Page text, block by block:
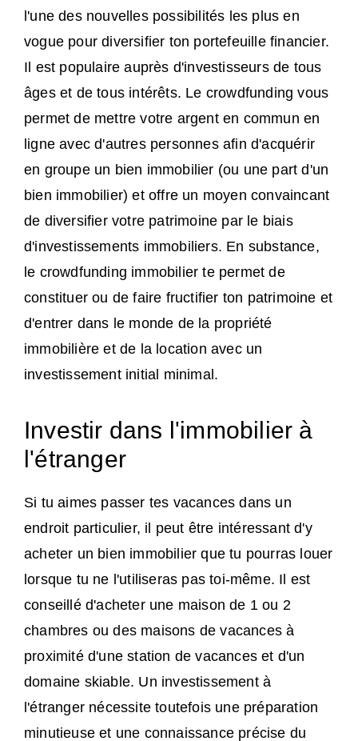
l'une des nouvelles possibilités les plus en
vogue pour diversifier ton portefeuille financier.
Il est populaire auprès d'investisseurs de tous
âges et de tous intérêts. Le crowdfunding vous
permet de mettre votre argent en commun en
ligne avec d'autres personnes afin d'acquérir
en groupe un bien immobilier (ou une part d'un
bien immobilier) et offre un moyen convaincant
de diversifier votre patrimoine par le biais
d'investissements immobiliers. En substance,
le crowdfunding immobilier te permet de
constituer ou de faire fructifier ton patrimoine et
d'entrer dans le monde de la propriété
immobilière et de la location avec un
investissement initial minimal.
Investir dans l'immobilier à
l'étranger
Si tu aimes passer tes vacances dans un
endroit particulier, il peut être intéressant d'y
acheter un bien immobilier que tu pourras louer
lorsque tu ne l'utiliseras pas toi-même. Il est
conseillé d'acheter une maison de 1 ou 2
chambres ou des maisons de vacances à
proximité d'une station de vacances et d'un
domaine skiable. Un investissement à
l'étranger nécessite toutefois une préparation
minutieuse et une connaissance précise du